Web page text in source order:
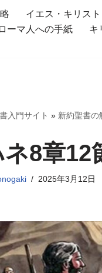
イエス・キリスト
ローマ人への手紙 キ
入門サイト » 新約聖書の
ネ8章12
2025年3月12日